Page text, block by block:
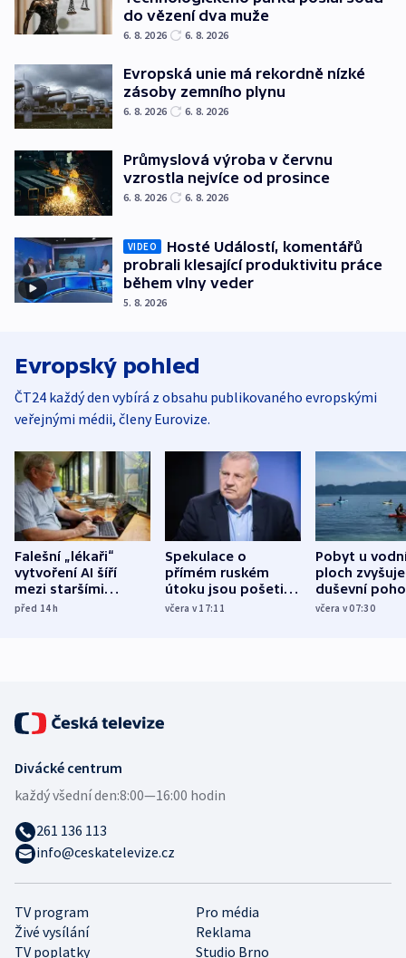
do vězení dva muže
6. 8. 2026 6. 8. 2026
Evropská unie má rekordně nízké
zásoby zemního plynu
6. 8. 2026 6. 8. 2026
Průmyslová výroba v červnu
vzrostla nejvíce od prosince
6. 8. 2026 6. 8. 2026
VIDEO
Hosté Událostí, komentářů
probrali klesající produktivitu práce
během vlny veder
5. 8. 2026
Evropský pohled
ČT24 každý den vybírá z obsahu publikovaného evropskými
veřejnými médii, členy Eurovize.
Falešní „lékaři“
vytvoření AI šíří
mezi staršími
Poláky nebezpečné
před 14h
Spekulace o
přímém ruském
útoku jsou pošetilé,
míní estonský
včera v 17:11
Pobyt u
ploch zvyšuje
duševní
ukázala
včera v 07:30
TV program
Pro média
Živé vysílání
Reklama
TV poplatky
Studio Brno
Divácké centrum
každý všední den:8:00—16:00 hodin
261 136 113
info@ceskatelevize.cz